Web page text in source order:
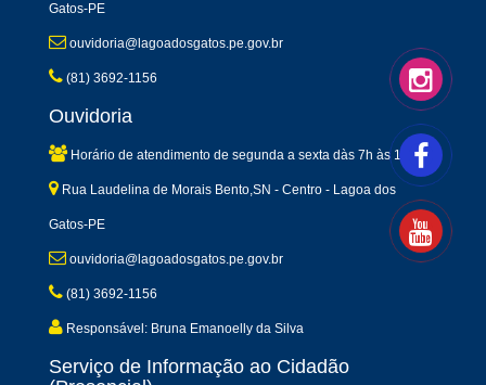
Gatos-PE
ouvidoria@lagoadosgatos.pe.gov.br
(81) 3692-1156
Ouvidoria
Horário de atendimento de segunda a sexta dàs 7h às 13h
Rua Laudelina de Morais Bento,SN - Centro - Lagoa dos
Gatos-PE
ouvidoria@lagoadosgatos.pe.gov.br
(81) 3692-1156
Responsável: Bruna Emanoelly da Silva
Serviço de Informação ao Cidadão